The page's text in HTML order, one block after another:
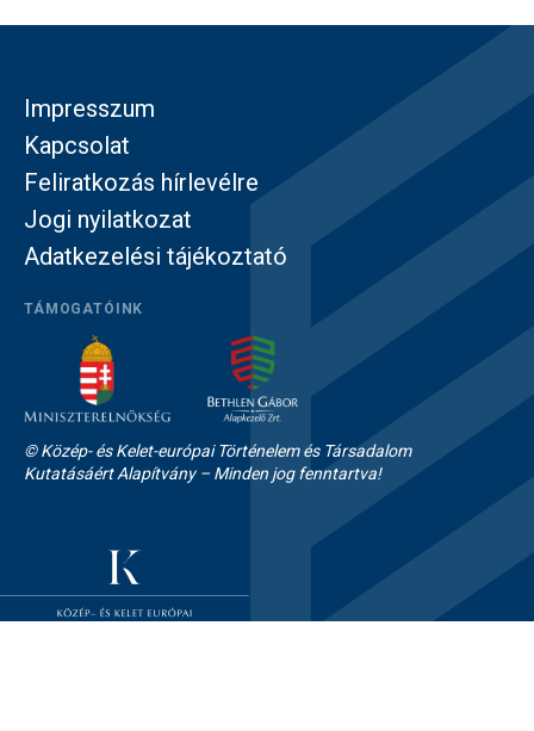
Impresszum
Kapcsolat
Feliratkozás hírlevélre
Jogi nyilatkozat
Adatkezelési tájékoztató
TÁMOGATÓINK
© Közép- és Kelet-európai Történelem és Társadalom
Kutatásáért Alapítvány – Minden jog fenntartva!